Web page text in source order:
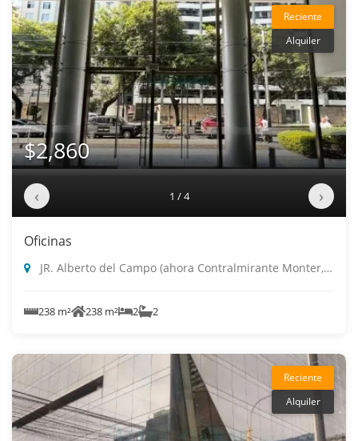
Reciente
Alquiler
$2,860
‹ 1 / 4 ›
Oficinas
JR. Alberto del Campo (ahora Contralmirante Monter, Magdalena Del Mar
238 m² 238 m² 2 2
Reciente
Alquiler